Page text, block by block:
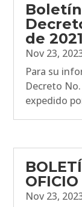
de 2021
Nov 23,
Para su
Decreto
expedido
Nov 23,